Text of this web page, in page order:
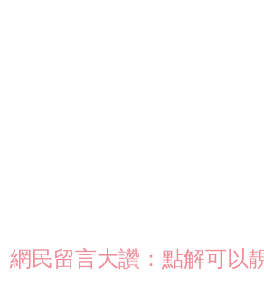
網民留言大讚：點解可以